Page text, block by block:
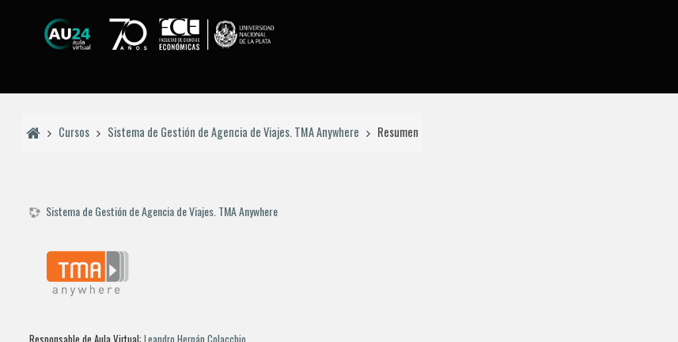
Cursos Sistema de Gestión de Agencia de Viajes. TMA Anywhere Resumen
Sistema de Gestión de Agencia de Viajes. TMA Anywhere